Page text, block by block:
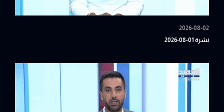
2026-08-02
نشرة 01-08-2026